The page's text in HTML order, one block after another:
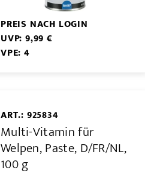
PREIS NACH LOGIN
UVP: 9,99 €
VPE: 4
ART.: 925834
Multi-Vitamin für
Welpen, Paste, D/FR/NL,
100 g